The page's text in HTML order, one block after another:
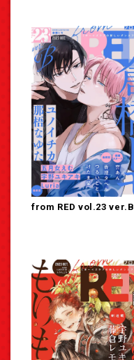
from RED vol.23 ver.B